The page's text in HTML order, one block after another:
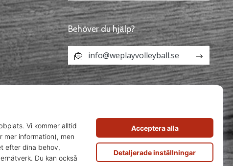
Behöver du hjälp?
info@weplayvolleyball.se